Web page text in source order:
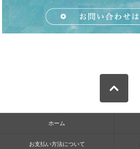
ホーム
お支払い方法について